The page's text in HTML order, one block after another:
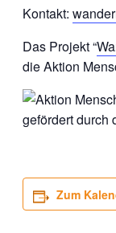
Kontakt:
Das Projekt “
die Aktion
Zum